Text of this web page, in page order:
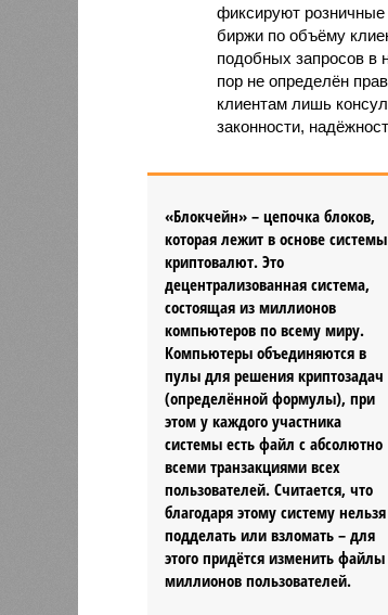
фиксируют розничные
биржи по объёму
подобных запросов в
пор не определён
клиентам лишь
законности,
«Блокчейн» – цепочка блоков,
которая лежит в основе системы
криптовалют. Это
децентрализованная система,
состоящая из миллионов
компьютеров по всему миру.
Компьютеры объединяются в
пулы для решения криптозадач
(определённой формулы), при
этом у каждого участника
системы есть файл с абсолютно
всеми транзакциями всех
пользователей. Считается, что
благодаря этому систему нельзя
подделать или взломать – для
этого придётся изменить файлы
миллионов пользователей.